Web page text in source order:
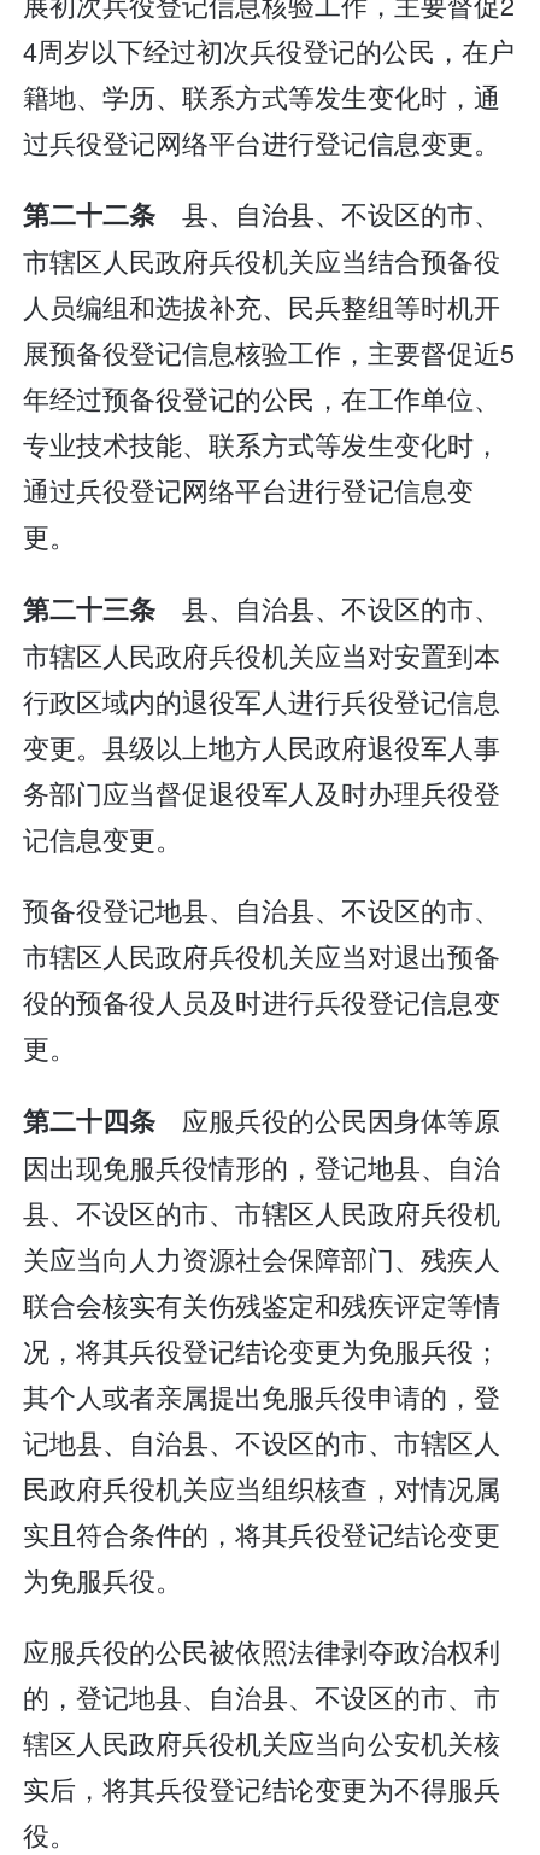
4周岁以下经过初次兵役登记的公民，在户
籍地、学历、联系方式等发生变化时，通
过兵役登记网络平台进行登记信息变更。
第二十二条 县、自治县、不设区的市、
市辖区人民政府兵役机关应当结合预备役
人员编组和选拔补充、民兵整组等时机开
展预备役登记信息核验工作，主要督促近5
年经过预备役登记的公民，在工作单位、
专业技术技能、联系方式等发生变化时，
通过兵役登记网络平台进行登记信息变
更。
第二十三条 县、自治县、不设区的市、
市辖区人民政府兵役机关应当对安置到本
行政区域内的退役军人进行兵役登记信息
变更。县级以上地方人民政府退役军人事
务部门应当督促退役军人及时办理兵役登
记信息变更。
预备役登记地县、自治县、不设区的市、
市辖区人民政府兵役机关应当对退出预备
役的预备役人员及时进行兵役登记信息变
更。
第二十四条 应服兵役的公民因身体等原
因出现免服兵役情形的，登记地县、自治
县、不设区的市、市辖区人民政府兵役机
关应当向人力资源社会保障部门、残疾人
联合会核实有关伤残鉴定和残疾评定等情
况，将其兵役登记结论变更为免服兵役；
其个人或者亲属提出免服兵役申请的，登
记地县、自治县、不设区的市、市辖区人
民政府兵役机关应当组织核查，对情况属
实且符合条件的，将其兵役登记结论变更
为免服兵役。
应服兵役的公民被依照法律剥夺政治权利
的，登记地县、自治县、不设区的市、市
辖区人民政府兵役机关应当向公安机关核
实后，将其兵役登记结论变更为不得服兵
役。